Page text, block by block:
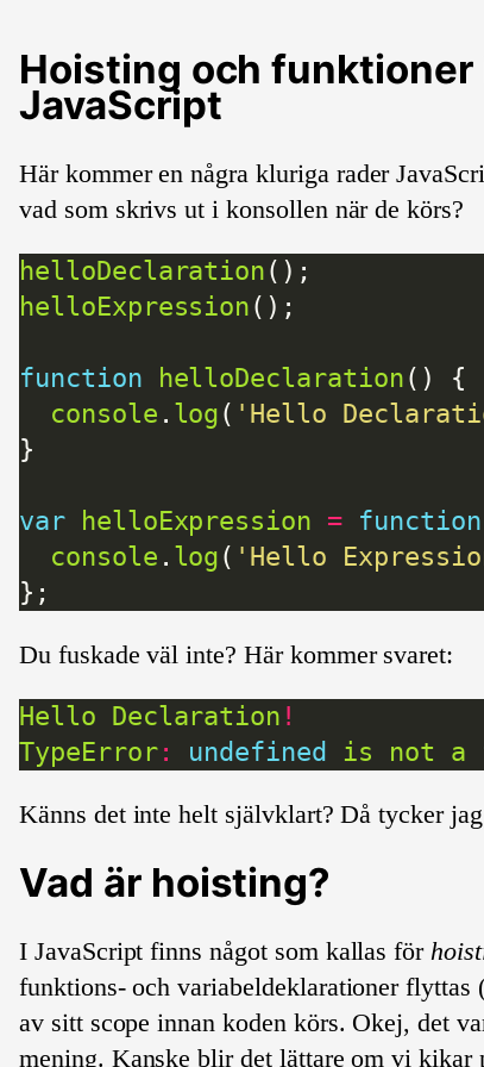
Hoisting och funktioner
JavaScript
Här kommer en några kluriga rader
vad som skrivs ut i konsollen när de körs?
helloDeclaration
helloExpression
function helloDeclaration
console . log ( 'Hello
var helloExpression = function
console . log ( 'Hello
Du fuskade väl inte? Här kommer svaret:
Hello Declaration !
TypeError: undefined is not a
Känns det inte helt självklart? Då tycker
Vad är hoisting?
I JavaScript finns något som kallas för
funktions- och variabeldeklarationer flyttas
av sitt scope innan koden körs. Okej, det
mening. Kanske blir det lättare om vi kikar